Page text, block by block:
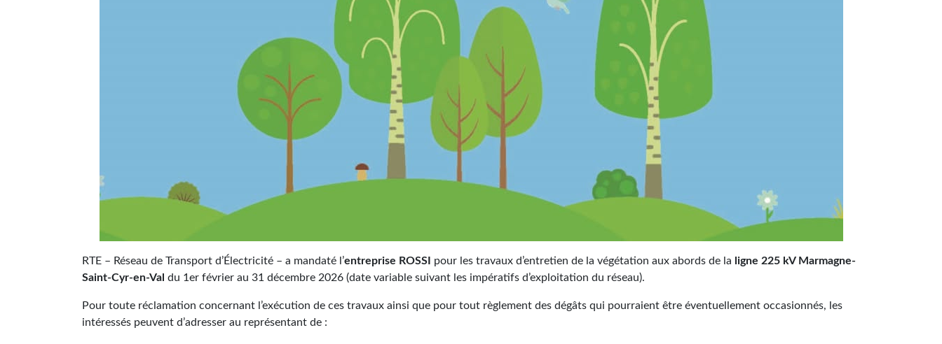
RTE – Réseau de Transport d’Électricité – a mandaté l’entreprise ROSSI pour les travaux d’entretien de la végétation aux abords de la ligne 225 kV Marmagne-
Saint-Cyr-en-Val du 1er février au 31 décembre 2026 (date variable suivant les impératifs d’exploitation du réseau).
Pour toute réclamation concernant l’exécution de ces travaux ainsi que pour tout règlement des dégâts qui pourraient être éventuellement occasionnés, les
intéressés peuvent d’adresser au représentant de :